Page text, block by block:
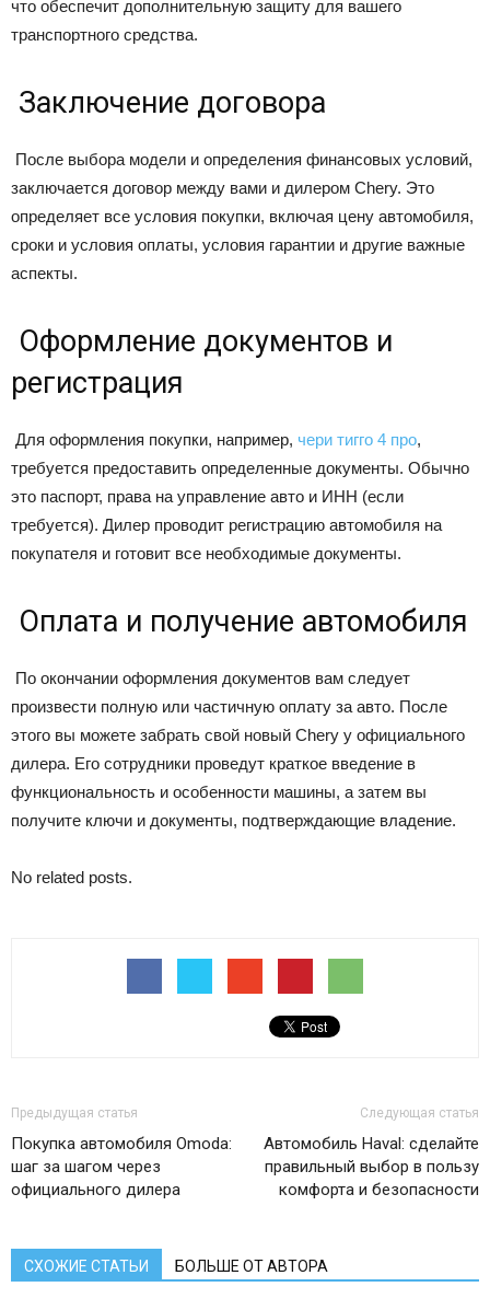
что обеспечит дополнительную защиту для вашего
транспортного средства.
Заключение договора
После выбора модели и определения финансовых условий,
заключается договор между вами и дилером Chery. Это
определяет все условия покупки, включая цену автомобиля,
сроки и условия оплаты, условия гарантии и другие важные
аспекты.
Оформление документов и
регистрация
Для оформления покупки, например, чери тигго 4 про,
требуется предоставить определенные документы. Обычно
это паспорт, права на управление авто и ИНН (если
требуется). Дилер проводит регистрацию автомобиля на
покупателя и готовит все необходимые документы.
Оплата и получение автомобиля
По окончании оформления документов вам следует
произвести полную или частичную оплату за авто. После
этого вы можете забрать свой новый Chery у официального
дилера. Его сотрудники проведут краткое введение в
функциональность и особенности машины, а затем вы
получите ключи и документы, подтверждающие владение.
No related posts.
Предыдущая статья
Покупка автомобиля Omoda:
шаг за шагом через
официального дилера
Следующая статья
Автомобиль Haval: сделайте
правильный выбор в пользу
комфорта и безопасности
СХОЖИЕ СТАТЬИ БОЛЬШЕ ОТ АВТОРА